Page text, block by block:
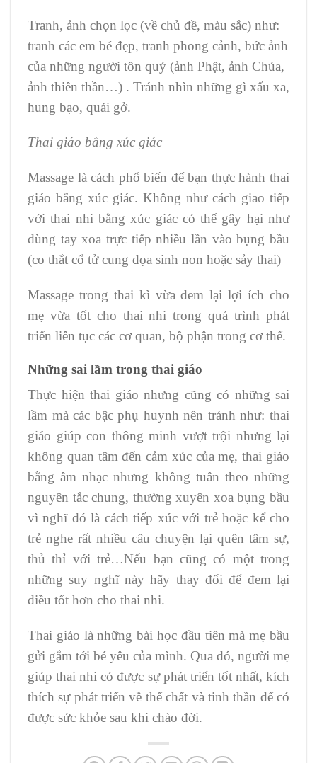
Tranh, ảnh chọn lọc (về chủ đề, màu sắc) như:
tranh các em bé đẹp, tranh phong cảnh, bức ảnh
của những người tôn quý (ảnh Phật, ảnh Chúa,
ảnh thiên thần…) . Tránh nhìn những gì xấu xa,
hung bạo, quái gở.
Thai giáo bằng xúc giác
Massage là cách phổ biến để bạn thực hành thai
giáo bằng xúc giác. Không như cách giao tiếp
với thai nhi bằng xúc giác có thể gây hại như
dùng tay xoa trực tiếp nhiều lần vào bụng bầu
(co thắt cổ tử cung dọa sinh non hoặc sảy thai)
Massage trong thai kì vừa đem lại lợi ích cho
mẹ vừa tốt cho thai nhi trong quá trình phát
triển liên tục các cơ quan, bộ phận trong cơ thể.
Những sai lầm trong thai giáo
Thực hiện thai giáo nhưng cũng có những sai
lầm mà các bậc phụ huynh nên tránh như: thai
giáo giúp con thông minh vượt trội nhưng lại
không quan tâm đến cảm xúc của mẹ, thai giáo
bằng âm nhạc nhưng không tuân theo những
nguyên tắc chung, thường xuyên xoa bụng bầu
vì nghĩ đó là cách tiếp xúc với trẻ hoặc kể cho
trẻ nghe rất nhiều câu chuyện lại quên tâm sự,
thủ thỉ với trẻ…Nếu bạn cũng có một trong
những suy nghĩ này hãy thay đổi để đem lại
điều tốt hơn cho thai nhi.
Thai giáo là những bài học đầu tiên mà mẹ bầu
gửi gắm tới bé yêu của mình. Qua đó, người mẹ
giúp thai nhi có được sự phát triển tốt nhất, kích
thích sự phát triển về thể chất và tinh thần để có
được sức khỏe sau khi chào đời.